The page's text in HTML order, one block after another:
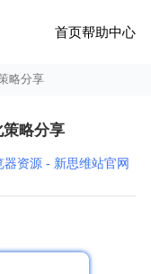
首页帮助中心
略分享
略分享
资源 - 新思维站官网